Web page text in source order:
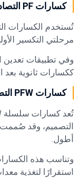
كسارات PF التصادمية
مرحلتي التكسير
ككسارات ثانوية بعد
كسارات PFW التصادمية
التصميم، وقد
أطول.
وتناسب هذه
استقرارًا لتغذية